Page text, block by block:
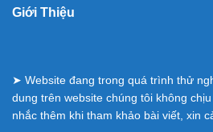
Giới Thiệu
➤ Website đang trong quá trình thử
dung trên website chúng tôi không
nhắc thêm khi tham khảo bài viết, xin